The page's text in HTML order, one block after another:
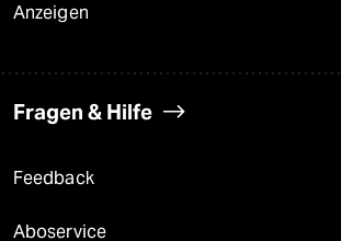
Anzeigen
Fragen & Hilfe
Feedback
Aboservice